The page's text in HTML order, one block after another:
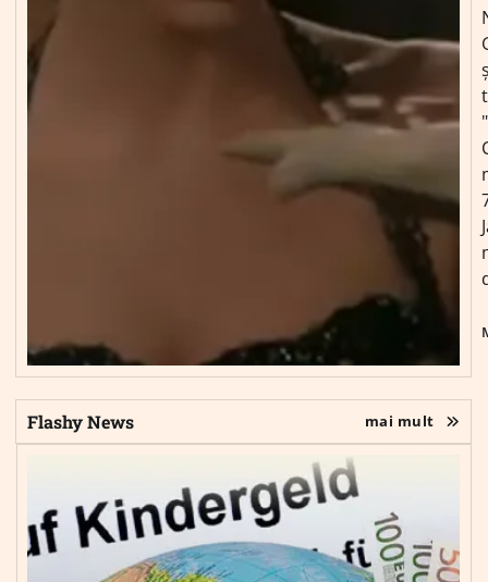
Flashy News mai mult